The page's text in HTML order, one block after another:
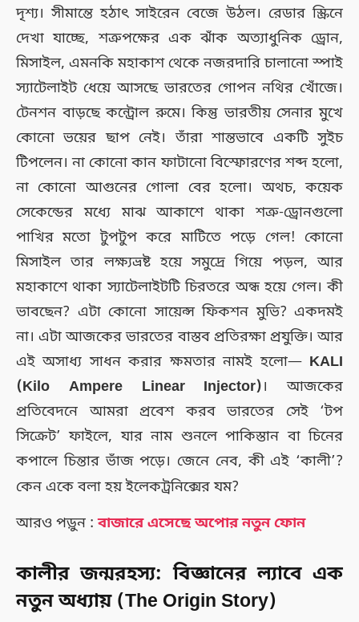
দৃশ্য। সীমান্তে হঠাৎ সাইরেন বেজে উঠল। রেডার স্ক্রিনে
দেখা যাচ্ছে, শত্রুপক্ষের এক ঝাঁক অত্যাধুনিক ড্রোন,
মিসাইল, এমনকি মহাকাশ থেকে নজরদারি চালানো স্পাই
স্যাটেলাইট ধেয়ে আসছে ভারতের গোপন নথির খোঁজে।
টেনশন বাড়ছে কন্ট্রোল রুমে। কিন্তু ভারতীয় সেনার মুখে
কোনো ভয়ের ছাপ নেই। তাঁরা শান্তভাবে একটি সুইচ
টিপলেন। না কোনো কান ফাটানো বিস্ফোরণের শব্দ হলো,
না কোনো আগুনের গোলা বের হলো। অথচ, কয়েক
সেকেন্ডের মধ্যে মাঝ আকাশে থাকা শত্রু-ড্রোনগুলো
পাখির মতো টুপটুপ করে মাটিতে পড়ে গেল! কোনো
মিসাইল তার লক্ষ্যভ্রষ্ট হয়ে সমুদ্রে গিয়ে পড়ল, আর
মহাকাশে থাকা স্যাটেলাইটটি চিরতরে অন্ধ হয়ে গেল। কী
ভাবছেন? এটা কোনো সায়েন্স ফিকশন মুভি? একদমই
না। এটা আজকের ভারতের বাস্তব প্রতিরক্ষা প্রযুক্তি। আর
এই অসাধ্য সাধন করার ক্ষমতার নামই হলো— KALI
(Kilo Ampere Linear Injector)। আজকের
প্রতিবেদনে আমরা প্রবেশ করব ভারতের সেই ‘টপ
সিক্রেট’ ফাইলে, যার নাম শুনলে পাকিস্তান বা চিনের
কপালে চিন্তার ভাঁজ পড়ে। জেনে নেব, কী এই ‘কালী’?
কেন একে বলা হয় ইলেকট্রনিক্সের যম?
আরও পড়ুন :বাজারে এসেছে অপোর নতুন ফোন
কালীর জন্মরহস্য: বিজ্ঞানের ল্যাবে এক
নতুন অধ্যায় (The Origin Story)